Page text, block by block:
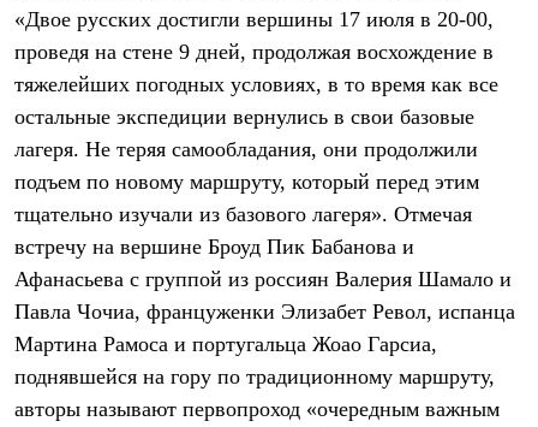
Толстовки
Брюки
Женская одежда
Утепленная пухом
Брюки
Жилеты
Утепленная синтетикой
Брюки
Штормовая одежда
Куртки
Софтшелл одежда
Куртки
Брюки
Лёгкая одежда
Рубашки
«Двое русских достигли вершины 17 июля в 20-00,
проведя на стене 9 дней, продолжая восхождение в
тяжелейших погодных условиях, в то время как все
остальные экспедиции вернулись в свои базовые
лагеря. Не теряя самообладания, они продолжили
подъем по новому маршруту, который перед этим
тщательно изучали из базового лагеря». Отмечая
встречу на вершине Броуд Пик Бабанова и
Афанасьева с группой из россиян Валерия Шамало и
Павла Чочиа, француженки Элизабет Револ, испанца
Мартина Рамоса и португальца Жоао Гарсиа,
поднявшейся на гору по традиционному маршруту,
авторы называют первопроход «очередным важным